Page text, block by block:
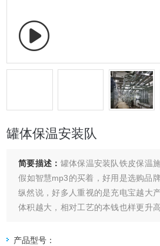
罐体保温安装队
简要描述： 罐体保温安装队铁皮保温
假如智慧mp3的买着，好用是选购品
纵然说，好多人重视的是充电宝越大
体积越大，相对工艺的本钱也样更升
不可痴迷希望大。
产品型号：